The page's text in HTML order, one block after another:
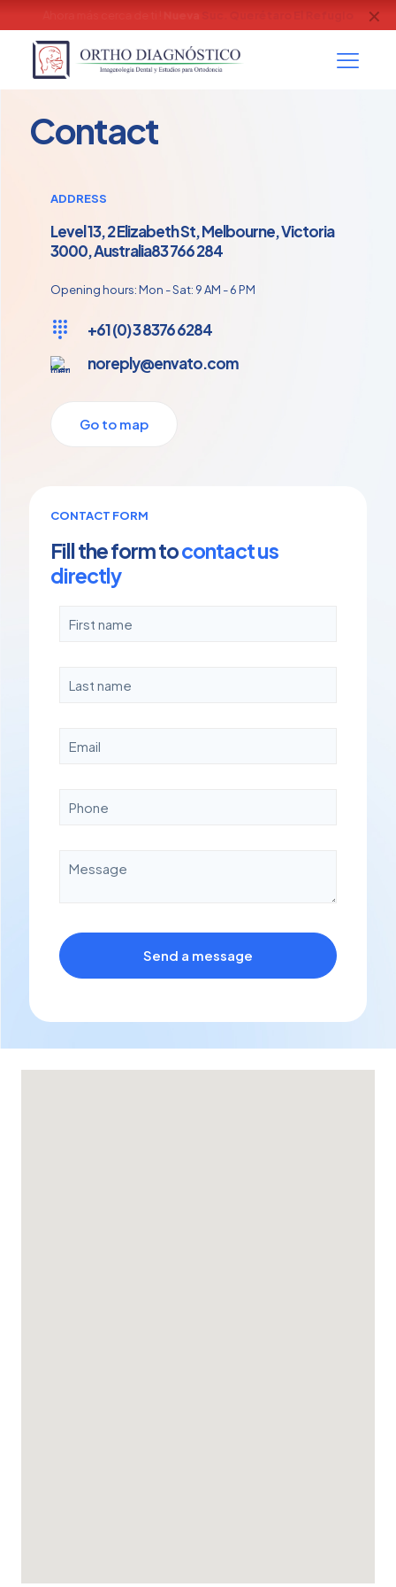
✕
Contact
ADDRESS
Level 13, 2 Elizabeth St, Melbourne, Victoria
3000, Australia83 766 284
Opening hours: Mon - Sat: 9 AM - 6 PM
+61 (0) 3 8376 6284
noreply@envato.com
Go to map
CONTACT FORM
Fill the form tocontact us
directly